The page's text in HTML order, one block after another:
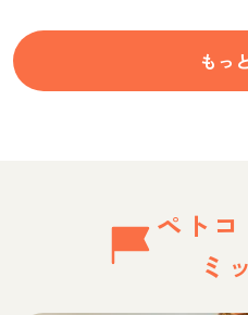
もっ
ペト
ミ